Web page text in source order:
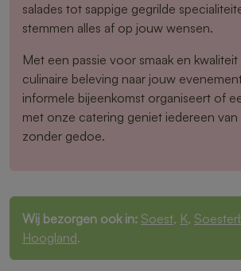
salades tot sappige gegrilde
stemmen alles af op jouw wensen.
Met een passie voor smaak en
culinaire beleving naar jouw
informele bijeenkomst organiseert of
met onze catering geniet iedereen van
zonder gedoe.
Wij bezorgen ook in: Soest, K,
Hoogland.